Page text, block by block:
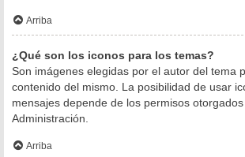
Arriba
¿Qué son los iconos para los temas?
Son imágenes elegidas por el autor del tema
contenido del mismo. La posibilidad de usar
mensajes depende de los permisos
Administración.
Arriba